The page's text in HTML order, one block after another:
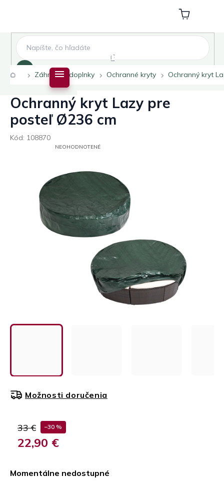
Nákupný
košík
DomovZáhradné doplnky Ochranné kryty Ochranný kryt
Ochranný kryt Lazy pre
posteľ Ø236 cm
Kód: 108870
PRIEMERNÉ
HVIEZDIČIEK.
NEOHODNOTENÉ
33 € –30 %
22,90 €
Momentálne nedostupné
Možnosti doručenia